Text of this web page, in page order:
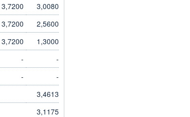
3,7200
3,0080
3,7200
2,5600
3,7200
1,3000
-
-
-
-
3,4613
3,1175